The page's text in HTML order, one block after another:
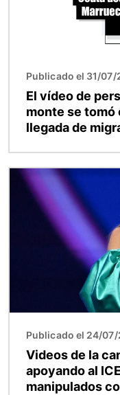
Publicado el 31/07/
El vídeo de
monte se tomó
llegada de
Imagen
Publicado el 24/07/
Videos de la
apoyando al
manipulados